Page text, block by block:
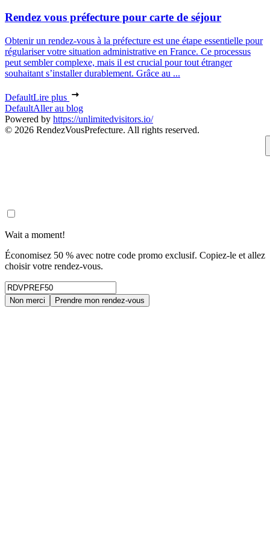
Rendez vous préfecture pour carte de séjour
Obtenir un rendez-vous à la préfecture est une étape essentielle pour
régulariser votre situation administrative en France. Ce processus
peut sembler complexe, mais il est crucial pour tout étranger
souhaitant s’installer durablement. Grâce au ...
DefaultLire plus
DefaultAller au blog
Powered by https://unlimitedvisitors.io/
© 2026 RendezVousPrefecture. All rights reserved.
Wait a moment!
Économisez 50 % avec notre code promo exclusif. Copiez-le et allez
choisir votre rendez-vous.
Non merci Prendre mon rendez-vous